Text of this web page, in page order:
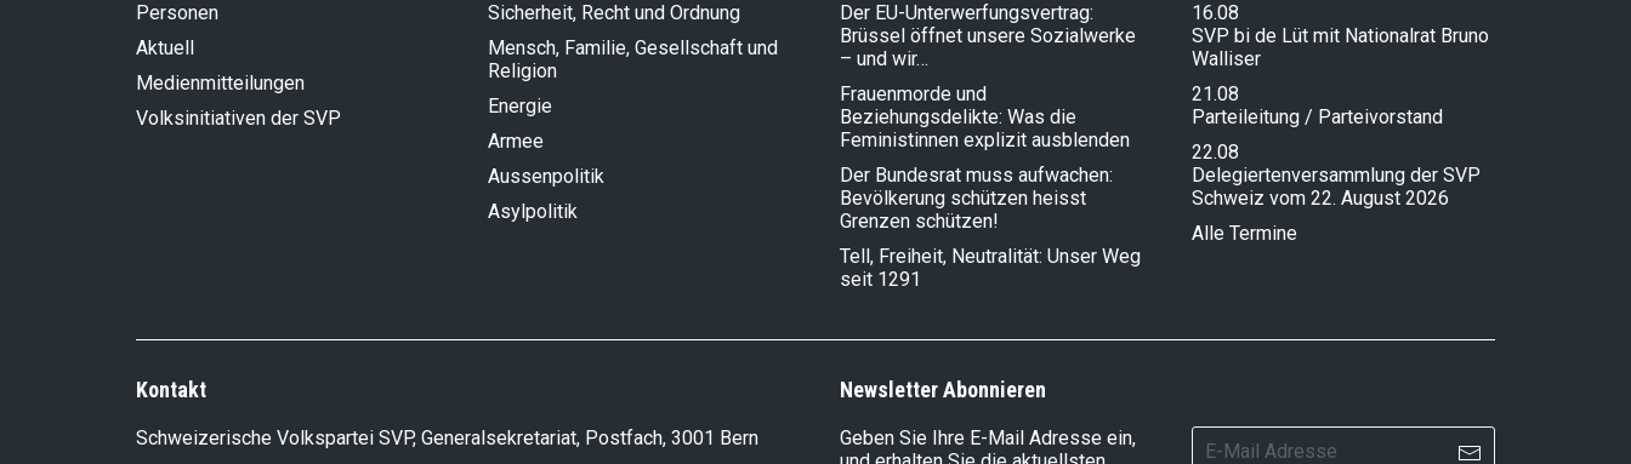
Personen
Aktuell
Medienmitteilungen
Volksinitiativen der SVP
Sicherheit, Recht und Ordnung
Mensch, Familie, Gesellschaft und
Religion
Energie
Armee
Aussenpolitik
Asylpolitik
Der EU-Unterwerfungsvertrag:
Brüssel öffnet unsere Sozialwerke
– und wir…
Frauenmorde und
Beziehungsdelikte: Was die
Feministinnen explizit ausblenden
Der Bundesrat muss aufwachen:
Bevölkerung schützen heisst
Grenzen schützen!
Tell, Freiheit, Neutralität: Unser Weg
seit 1291
16.08
SVP bi de Lüt mit Nationalrat Bruno
Walliser
21.08
Parteileitung / Parteivorstand
22.08
Delegiertenversammlung der SVP
Schweiz vom 22. August 2026
Alle Termine
Kontakt
Schweizerische Volkspartei SVP, Generalsekretariat, Postfach, 3001 Bern
Newsletter Abonnieren
Geben Sie Ihre E-Mail Adresse ein,